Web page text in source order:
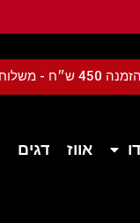
השרון 09-7777958
אווז דגים